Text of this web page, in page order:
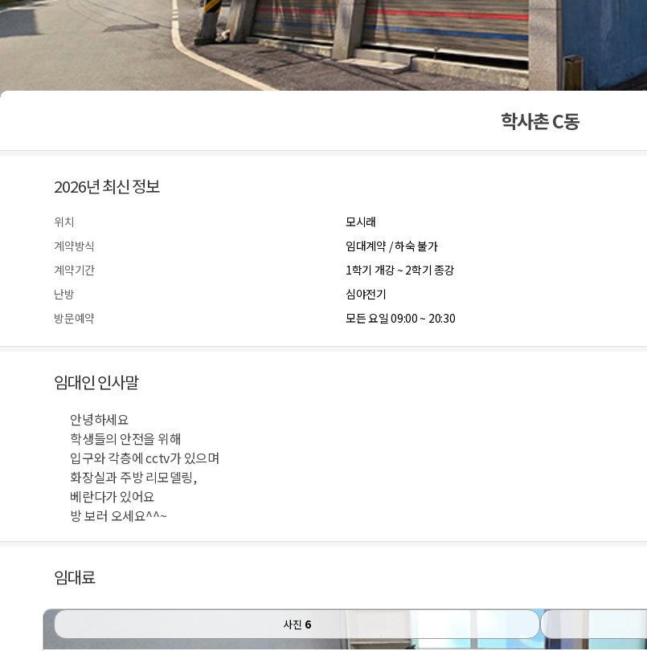
학사촌 C동
2026년 최신 정보
위치
모시래
계약방식
임대계약 / 하숙 불가
계약기간
1학기 개강 ~ 2학기 종강
난방
심야전기
방문예약
모든 요일 09:00 ~ 20:30
임대인 인사말
안녕하세요
학생들의 안전을 위해
입구와 각층에 cctv가 있으며
화장실과 주방 리모델링,
베란다가 있어요
방 보러 오세요^^~
임대료
사진 6